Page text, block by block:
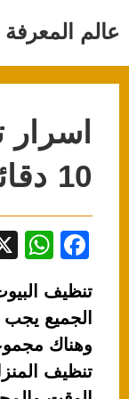
عالم المعرفة
10 دقائق فقط
F
c
e
b
o
s
A
p
تنظيف
الجميع
وهناك
تنظيف